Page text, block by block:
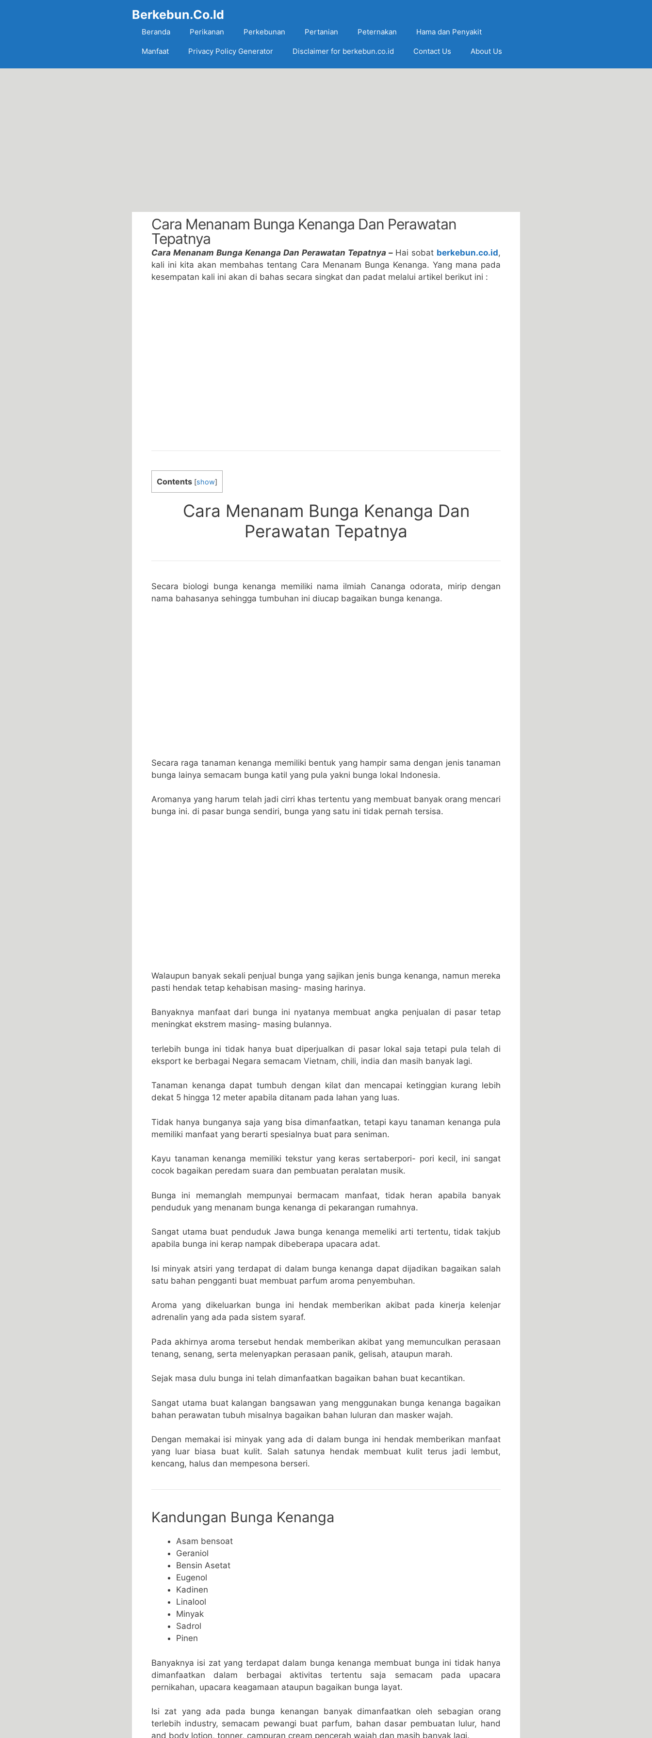
Berkebun.Co.Id
Beranda Perikanan Perkebunan Pertanian Peternakan Hama dan Penyakit
Manfaat Privacy Policy Generator Disclaimer for berkebun.co.id Contact Us About Us
Cara Menanam Bunga Kenanga Dan Perawatan
Tepatnya
Cara Menanam Bunga Kenanga Dan Perawatan Tepatnya – Hai sobat berkebun.co.id,
kali ini kita akan membahas tentang Cara Menanam Bunga Kenanga. Yang mana pada
kesempatan kali ini akan di bahas secara singkat dan padat melalui artikel berikut ini :
Contents [show]
Cara Menanam Bunga Kenanga Dan
Perawatan Tepatnya
Secara biologi bunga kenanga memiliki nama ilmiah Cananga odorata, mirip dengan
nama bahasanya sehingga tumbuhan ini diucap bagaikan bunga kenanga.
Secara raga tanaman kenanga memiliki bentuk yang hampir sama dengan jenis tanaman
bunga lainya semacam bunga katil yang pula yakni bunga lokal Indonesia.
Aromanya yang harum telah jadi cirri khas tertentu yang membuat banyak orang mencari
bunga ini. di pasar bunga sendiri, bunga yang satu ini tidak pernah tersisa.
Walaupun banyak sekali penjual bunga yang sajikan jenis bunga kenanga, namun mereka
pasti hendak tetap kehabisan masing- masing harinya.
Banyaknya manfaat dari bunga ini nyatanya membuat angka penjualan di pasar tetap
meningkat ekstrem masing- masing bulannya.
terlebih bunga ini tidak hanya buat diperjualkan di pasar lokal saja tetapi pula telah di
eksport ke berbagai Negara semacam Vietnam, chili, india dan masih banyak lagi.
Tanaman kenanga dapat tumbuh dengan kilat dan mencapai ketinggian kurang lebih
dekat 5 hingga 12 meter apabila ditanam pada lahan yang luas.
Tidak hanya bunganya saja yang bisa dimanfaatkan, tetapi kayu tanaman kenanga pula
memiliki manfaat yang berarti spesialnya buat para seniman.
Kayu tanaman kenanga memiliki tekstur yang keras sertaberpori- pori kecil, ini sangat
cocok bagaikan peredam suara dan pembuatan peralatan musik.
Bunga ini memanglah mempunyai bermacam manfaat, tidak heran apabila banyak
penduduk yang menanam bunga kenanga di pekarangan rumahnya.
Sangat utama buat penduduk Jawa bunga kenanga memeliki arti tertentu, tidak takjub
apabila bunga ini kerap nampak dibeberapa upacara adat.
Isi minyak atsiri yang terdapat di dalam bunga kenanga dapat dijadikan bagaikan salah
satu bahan pengganti buat membuat parfum aroma penyembuhan.
Aroma yang dikeluarkan bunga ini hendak memberikan akibat pada kinerja kelenjar
adrenalin yang ada pada sistem syaraf.
Pada akhirnya aroma tersebut hendak memberikan akibat yang memunculkan perasaan
tenang, senang, serta melenyapkan perasaan panik, gelisah, ataupun marah.
Sejak masa dulu bunga ini telah dimanfaatkan bagaikan bahan buat kecantikan.
Sangat utama buat kalangan bangsawan yang menggunakan bunga kenanga bagaikan
bahan perawatan tubuh misalnya bagaikan bahan luluran dan masker wajah.
Dengan memakai isi minyak yang ada di dalam bunga ini hendak memberikan manfaat
yang luar biasa buat kulit. Salah satunya hendak membuat kulit terus jadi lembut,
kencang, halus dan mempesona berseri.
Kandungan Bunga Kenanga
Asam bensoat
Geraniol
Bensin Asetat
Eugenol
Kadinen
Linalool
Minyak
Sadrol
Pinen
Banyaknya isi zat yang terdapat dalam bunga kenanga membuat bunga ini tidak hanya
dimanfaatkan dalam berbagai aktivitas tertentu saja semacam pada upacara
pernikahan, upacara keagamaan ataupun bagaikan bunga layat.
Isi zat yang ada pada bunga kenangan banyak dimanfaatkan oleh sebagian orang
terlebih industry, semacam pewangi buat parfum, bahan dasar pembuatan lulur, hand
and body lotion, tonner, campuran cream pencerah wajah dan masih banyak lagi.